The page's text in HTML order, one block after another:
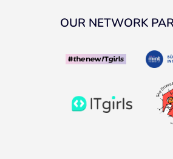
OUR NETWORK